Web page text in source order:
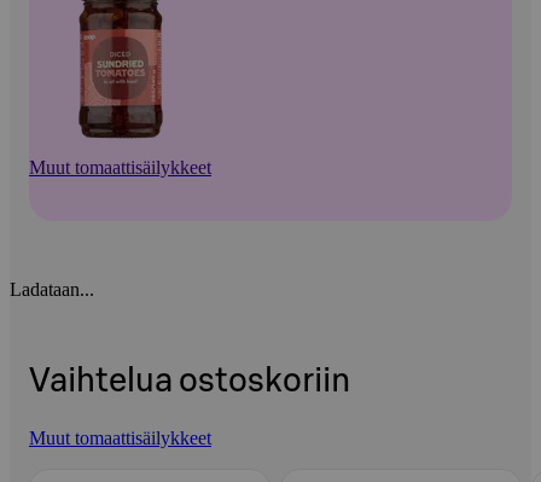
Muut tomaattisäilykkeet
Ladataan...
Vaihtelua ostoskoriin
Muut tomaattisäilykkeet